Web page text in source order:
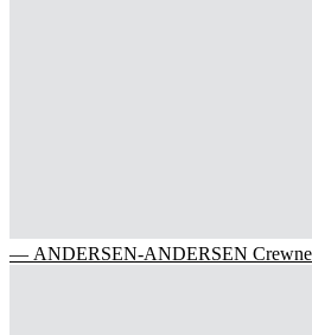
— ANDERSEN-ANDERSEN